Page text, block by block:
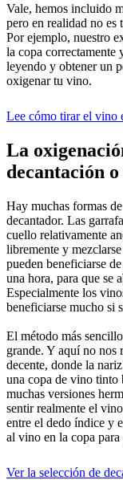
Vale, hemos incluido
pero en realidad no
Por ejemplo, nuestro
la copa correctamente
leyendo y obtener un
oxigenar tu vino.
Lee cómo tirar el vino
La
decantación
Hay muchas formas
decantador. Las
cuello relativamente
libremente y
pueden beneficiarse
una hora, para que se
Especialmente los
beneficiarse mucho si
El método más
grande. Y aquí no nos
decente, donde la
una copa de vino tinto
muchas versiones
sentir realmente el
entre el dedo índice y
al vino en la copa para
Ver la selección de